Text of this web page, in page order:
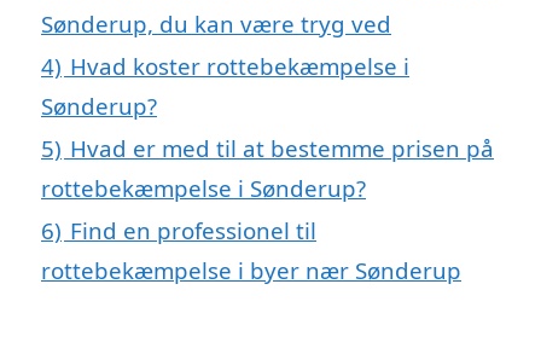
Sønderup, du kan være tryg ved
4) Hvad koster rottebekæmpelse i
Sønderup?
5) Hvad er med til at bestemme prisen på
rottebekæmpelse i Sønderup?
6) Find en professionel til
rottebekæmpelse i byer nær Sønderup